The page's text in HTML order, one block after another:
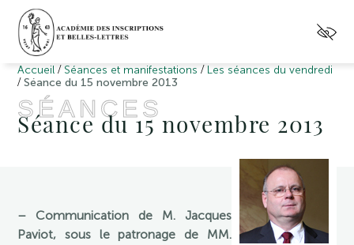
Accueil / Séances et manifestations / Les séances du vendredi
/Séance du 15 novembre 2013
SÉANCES
Séance du 15 novembre 2013
– Communication de M. Jacques
Paviot, sous le patronage de MM.